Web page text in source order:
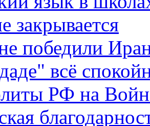
закрывается
победили
всё
РФ на